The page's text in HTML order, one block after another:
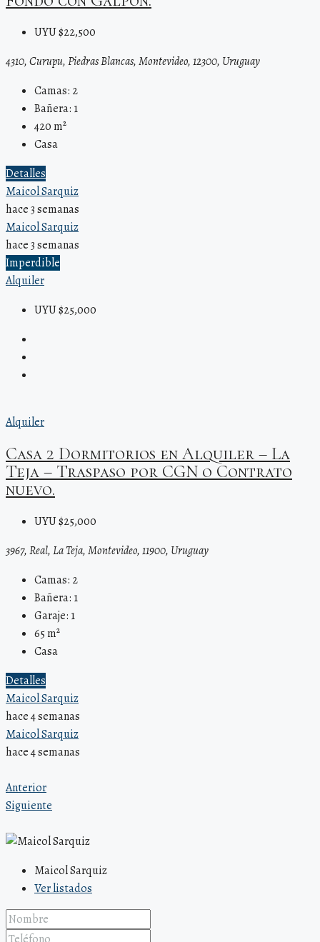
UYU $22,500
4310, Curupu, Piedras Blancas, Montevideo, 12300, Uruguay
Camas: 2
Bañera: 1
420m²
Casa
Detalles
Maicol Sarquiz
hace 3 semanas
Maicol Sarquiz
hace 3 semanas
Imperdible
Alquiler
UYU $25,000
Alquiler
Casa 2 Dormitorios en Alquiler – La
Teja – Traspaso por CGN o Contrato
nuevo.
UYU $25,000
3967, Real, La Teja, Montevideo, 11900, Uruguay
Camas: 2
Bañera: 1
Garaje: 1
65m²
Casa
Detalles
Maicol Sarquiz
hace 4 semanas
Maicol Sarquiz
hace 4 semanas
Anterior
Siguiente
Maicol Sarquiz
Ver listados